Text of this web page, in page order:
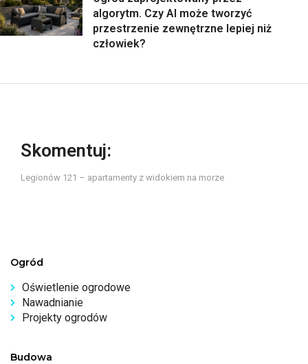
algorytm. Czy AI może tworzyć
przestrzenie zewnętrzne lepiej niż
człowiek?
Skomentuj:
Legionów 121 – apartamenty z widokiem na morze
Ogród
Oświetlenie ogrodowe
Nawadnianie
Projekty ogrodów
Budowa